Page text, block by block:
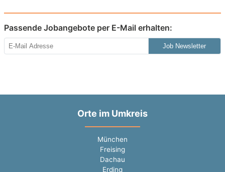
Passende Jobangebote per E-Mail erhalten:
Job Newsletter
Orte im Umkreis
München
Freising
Dachau
Erding